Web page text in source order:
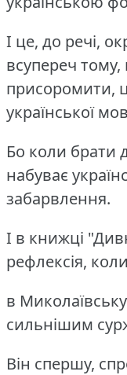
І це, до речі,
всупереч
присоромити,
української
Бо коли брати
набуває
забарвлення.
І в книжці
рефлексія,
в
сильнішим
Він спершу,